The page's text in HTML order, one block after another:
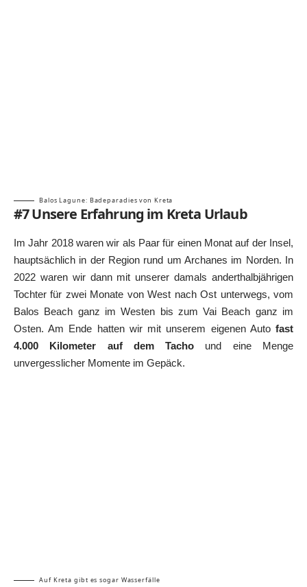
Balos Lagune: Badeparadies von Kreta
#7 Unsere Erfahrung im Kreta Urlaub
Im Jahr 2018 waren wir als Paar für einen Monat auf der Insel,
hauptsächlich in der Region rund um Archanes im Norden. In
2022 waren wir dann mit unserer damals anderthalbjährigen
Tochter für zwei Monate von West nach Ost unterwegs, vom
Balos Beach ganz im Westen bis zumVai Beach ganz im
Osten. Am Ende hatten wir mit unserem eigenen Auto fast
4.000 Kilometer auf dem Tacho und eine Menge
unvergesslicher Momente im Gepäck.
Auf Kreta gibt es sogar Wasserfälle